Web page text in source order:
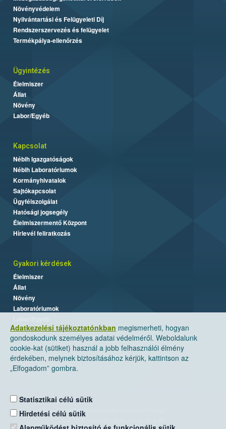
Adatkezelési tájékoztatónkban megismerheti, hogyan
gondoskodunk személyes adatai védelméről. Weboldalunk
cookie-kat (sütiket) használ a jobb felhasználói élmény
érdekében, melynek biztosításához kérjük, kattintson az
„Elfogadom” gombra.
Statisztikai célú sütik
Hirdetési célú sütik
Növényvédelem
Nyilvántartási és Felügyeleti Díj
Rendszerszervezés és felügyelet
Termékpálya-ellenőrzés
Ügyintézés
Élelmiszer
Állat
Növény
Labor/Egyéb
Kapcsolat
Nébih Igazgatóságok
Nébih Laboratóriumok
Kormányhivatalok
Sajtókapcsolat
Ügyfélszolgálat
Hatósági jogsegély
Élelmiszermentő Központ
Hírlevél feliratkozás
Gyakori kérdések
Élelmiszer
Állat
Növény
Laboratóriumok
Nemzeti Élelmiszerlánc-biztonsági Hivatal